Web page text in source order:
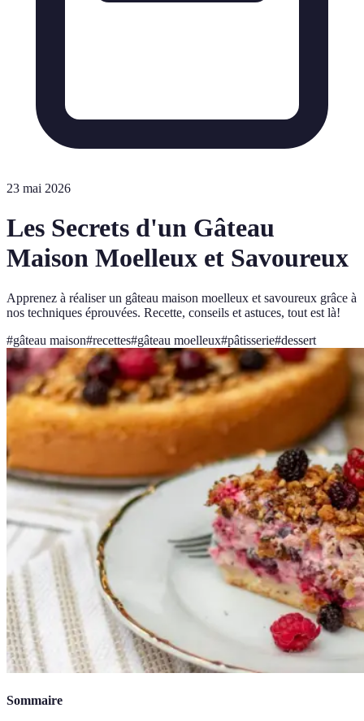
23 mai 2026
Les Secrets d'un Gâteau
Maison Moelleux et Savoureux
Apprenez à réaliser un gâteau maison moelleux et savoureux grâce à
nos techniques éprouvées. Recette, conseils et astuces, tout est là!
#gâteau maison#recettes#gâteau moelleux#pâtisserie#dessert
Sommaire